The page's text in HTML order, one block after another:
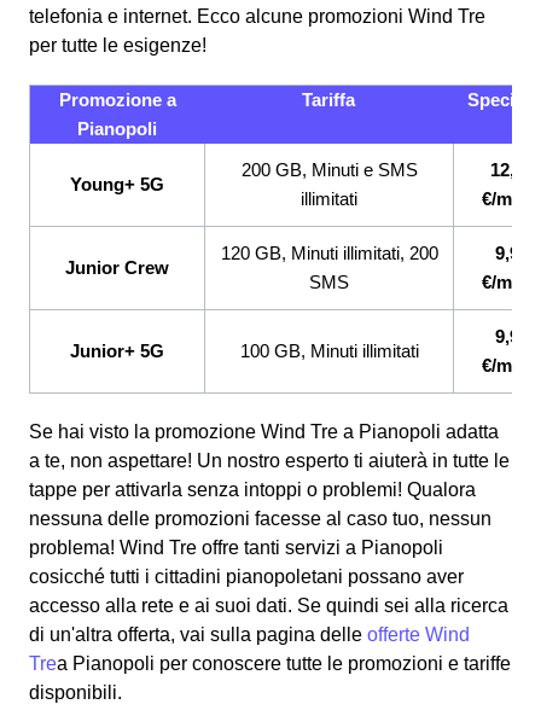
telefonia e internet. Ecco alcune promozioni Wind Tre
per tutte le esigenze!
Promozione a
Pianopoli
Tariffa
Young+ 5G
200 GB, Minuti e SMS
illimitati
12,99
€/mese
Junior Crew
120 GB, Minuti illimitati, 200
SMS
9,99
€/mese
Junior+ 5G 100 GB, Minuti illimitati
9,99
€/mese
Se hai visto la promozione Wind Tre a Pianopoli adatta
a te, non aspettare! Un nostro esperto ti aiuterà in tutte le
tappe per attivarla senza intoppi o problemi! Qualora
nessuna delle promozioni facesse al caso tuo, nessun
problema! Wind Tre offre tanti servizi a Pianopoli
cosicché tutti i cittadini pianopoletani possano aver
accesso alla rete e ai suoi dati. Se quindi sei alla ricerca
di un'altra offerta, vai sulla pagina delle offerte Wind
Trea Pianopoli per conoscere tutte le promozioni e tariffe
disponibili.